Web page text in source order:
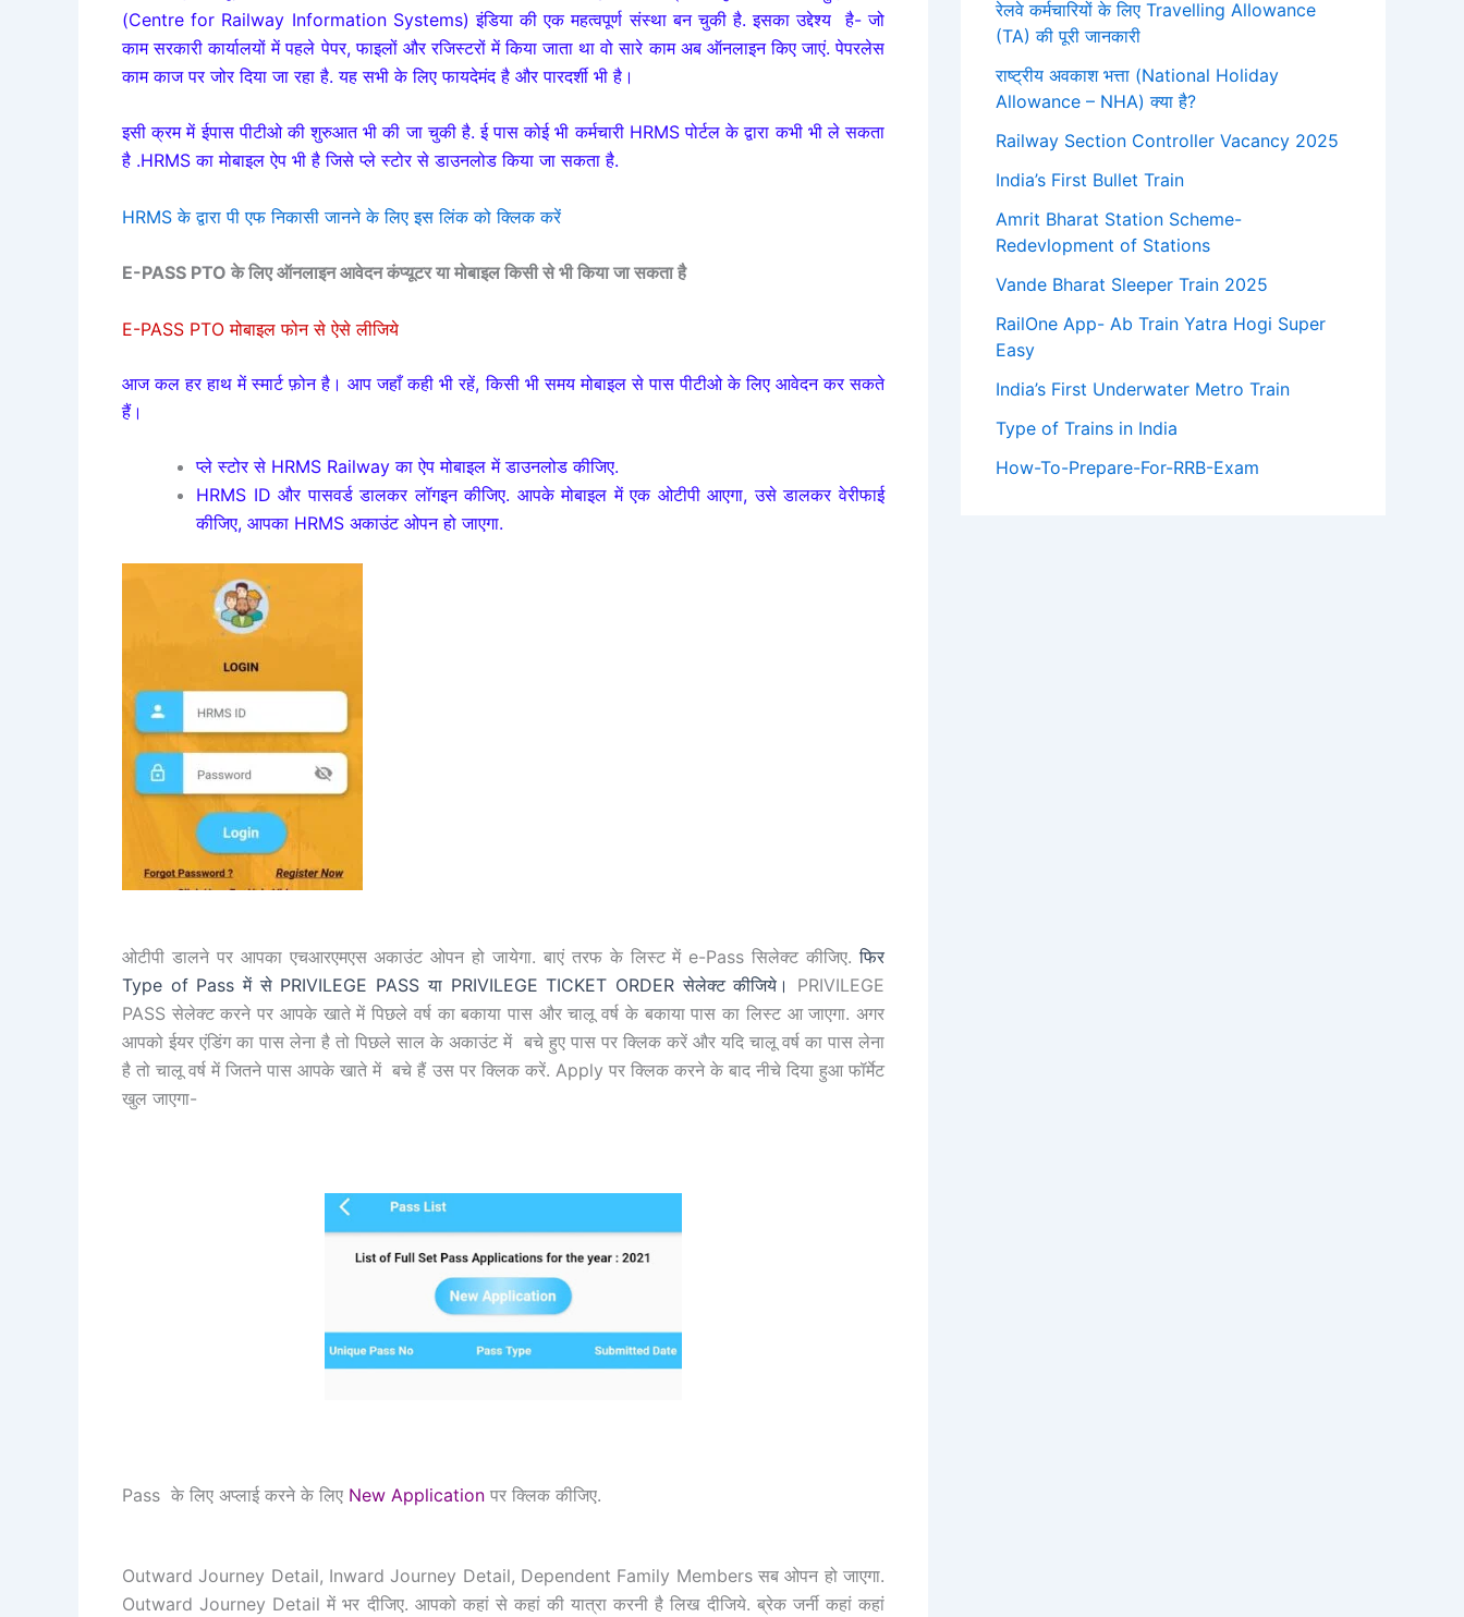
(Centre for Railway Information Systems) इंडिया की एक महत्वपूर्ण संस्था बन चुकी है. इसका उद्देश्य है- जो
काम सरकारीकार्यालयों में पहले पेपर, फाइलों और रजिस्टरों में किया जाता था वो सारे काम अब ऑनलाइन किए जाएं.पेपरलेस
काम काज पर जोर दिया जा रहा है. यह सभी के लिए फायदेमंद है और पारदर्शी भी है ।
इसी क्रम में ईपास पीटीओ की शुरुआत भी की जा चुकी है. ई पास कोई भी कर्मचारी HRMS पोर्टल के द्वारा कभी भी ले सकता
है .HRMS का मोबाइल ऐप भी है जिसे प्ले स्टोर से डाउनलोड किया जा सकता है.
HRMS के द्वारा पी एफ निकासी जानने के लिए इस लिंक को क्लिक करें
E-PASS PTO के लिएऑनलाइनआवेदन कंप्यूटर या मोबाइल किसी से भी किया जा सकता है
E-PASS PTO मोबाइल फोन से ऐसे लीजिये
आज कल हर हाथ में स्मार्ट फ़ोन है। आप जहाँ कही भी रहें, किसी भी समय मोबाइल से पास पीटीओ के लिए आवेदनकर सकते
हैं।
प्ले स्टोर से HRMS Railway का ऐप मोबाइल में डाउनलोड कीजिए.
HRMS ID और पासवर्ड डालकर लॉगइन कीजिए. आपके मोबाइल में एक ओटीपी आएगा, उसे डालकर वेरीफाई
कीजिए, आपका HRMS अकाउंट ओपन हो जाएगा.
ओटीपी डालने पर आपका एचआरएमएस अकाउंट ओपन हो जायेगा. बाएं तरफ के लिस्ट में e-Pass सिलेक्ट कीजिए.फिर
Type of Pass में से PRIVILEGE PASS या PRIVILEGE TICKET ORDER सेलेक्ट कीजिये। PRIVILEGE
PASS सेलेक्टकरने पर आपके खाते में पिछले वर्ष का बकाया पास और चालू वर्ष के बकाया पास का लिस्ट आ जाएगा.अगर
आपको ईयर एंडिंगका पास लेना है तो पिछले साल के अकाउंट में बचे हुए पास पर क्लिक करें और यदि चालू वर्ष कापास लेना
है तो चालू वर्ष में जितने पास आपके खाते में बचे हैं उस पर क्लिक करें. Apply पर क्लिक करने के बाद नीचे दिया हुआ फॉर्मेट
खुल जाएगा-
Pass के लिए अप्लाई करने के लिए New Application पर क्लिक कीजिए.
Outward Journey Detail, Inward Journey Detail, Dependent Family Members सब ओपन हो जाएगा.
Outward Journey Detail में भर दीजिए. आपको कहां से कहां की यात्रा करनी है लिख दीजिये. ब्रेक जर्नी कहां कहां
रेलवे कर्मचारियों के लिए Travelling Allowance
(TA) की पूरी जानकारी
राष्ट्रीय अवकाश भत्ता (National Holiday
Allowance – NHA) क्या है?
Railway Section Controller Vacancy 2025
India’s First Bullet Train
Amrit Bharat Station Scheme-
Redevlopment of Stations
Vande Bharat Sleeper Train 2025
RailOne App- Ab Train Yatra Hogi Super
Easy
India’s First Underwater Metro Train
Type of Trains in India
How-To-Prepare-For-RRB-Exam